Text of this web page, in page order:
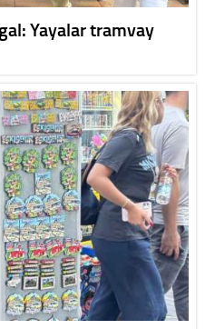
Yayalar tramvay